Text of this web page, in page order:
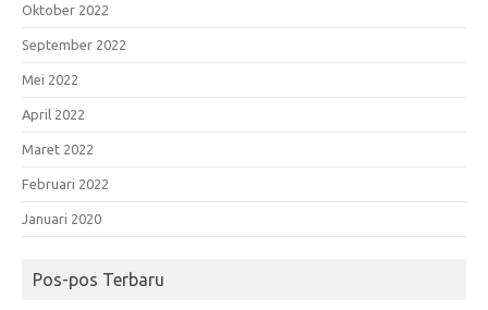
Oktober 2022
September 2022
Mei 2022
April 2022
Maret 2022
Februari 2022
Januari 2020
Pos-pos Terbaru